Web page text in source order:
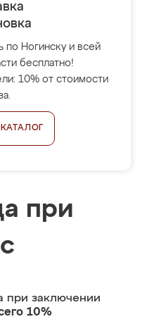
по Ногинску и всей
бесплатно!
10% от стоимости
при
при заключении
10%